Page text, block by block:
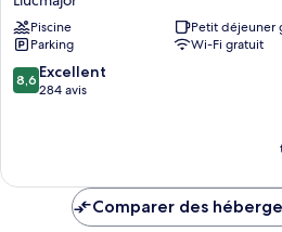
Llucmajor
Piscine
Petit déjeuner
Parking
Wi-Fi gratuit
8.6
sur
8,6 Excellent
284 avis
Comparer des